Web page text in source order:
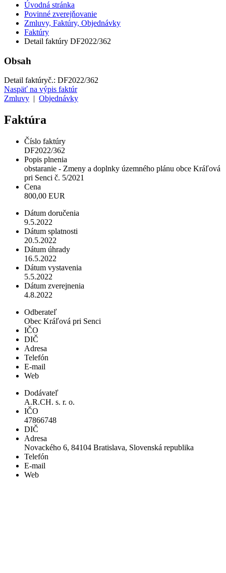
Úvodná stránka
Povinné zverejňovanie
Zmluvy, Faktúry, Objednávky
Faktúry
Detail faktúry DF2022/362
Obsah
Detail faktúryč.: DF2022/362
Naspäť na výpis faktúr
Zmluvy
Objednávky
Faktúra
Číslo faktúry
DF2022/362
Popis plnenia
obstaranie - Zmeny a doplnky územného plánu obce Kráľová
pri Senci č. 5/2021
Cena
800,00 EUR
Dátum doručenia
9.5.2022
Dátum splatnosti
20.5.2022
Dátum úhrady
16.5.2022
Dátum vystavenia
5.5.2022
Dátum zverejnenia
4.8.2022
Odberateľ
Obec Kráľová pri Senci
IČO
DIČ
Adresa
Telefón
E-mail
Web
Dodávateľ
A.R.CH. s. r. o.
IČO
47866748
DIČ
Adresa
Novackého 6, 84104 Bratislava, Slovenská republika
Telefón
E-mail
Web